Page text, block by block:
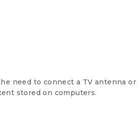
need to connect a TV antenna
stored on computers.